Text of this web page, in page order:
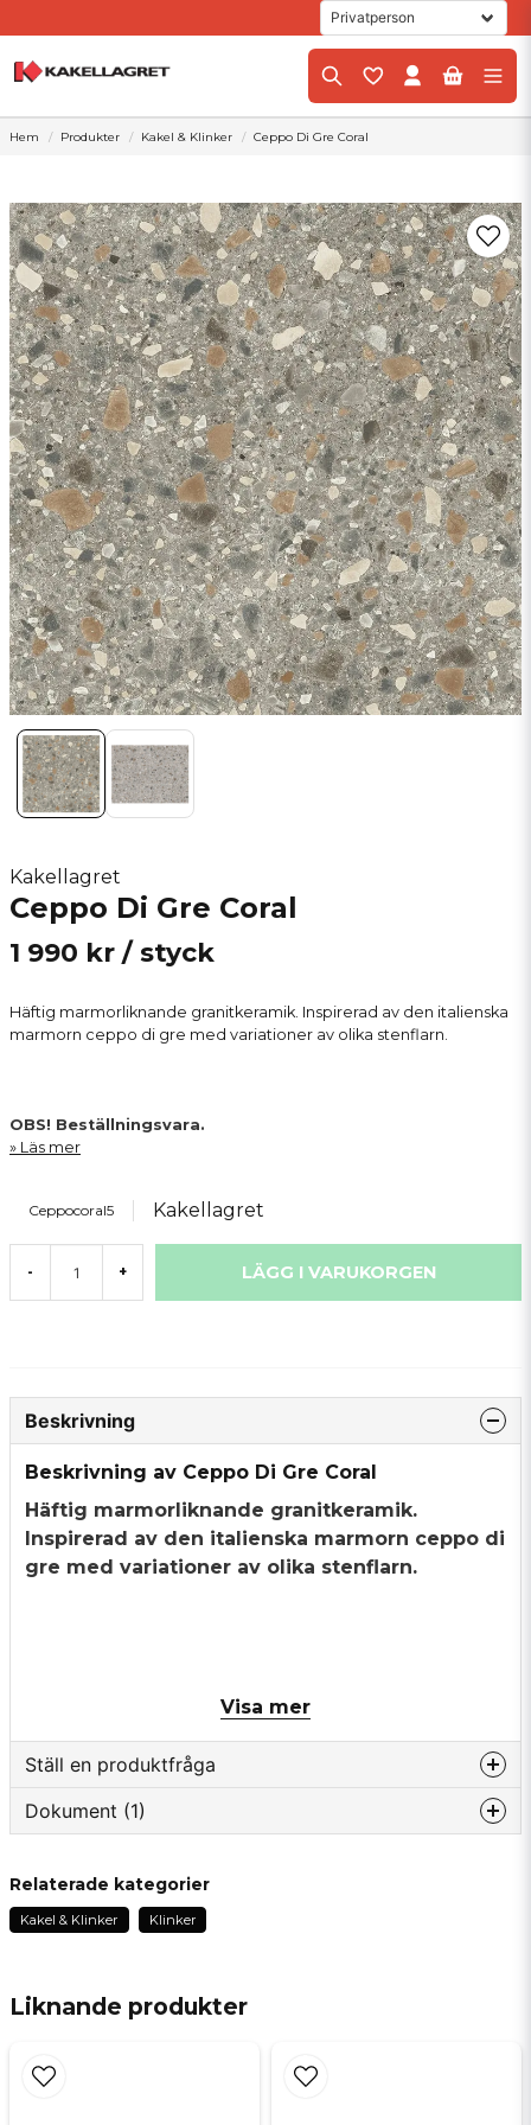
Hem Produkter Kakel & Klinker Ceppo Di Gre Coral
Kakellagret
Ceppo Di Gre Coral
1 990 kr / styck
Häftig marmorliknande granitkeramik. Inspirerad av den italienska
marmorn ceppo di gre med variationer av olika stenflarn.
OBS! Beställningsvara.
Läs mer
Ceppocoral5 Kakellagret
- + LÄGG I VARUKORGEN
Liknande produkter
Beskrivning
Beskrivning av Ceppo Di Gre Coral
Häftig marmorliknande granitkeramik.
Inspirerad av den italienska marmorn ceppo di
gre med variationer av olika stenflarn.
Visa mer
Ställ en produktfråga
question
Fråga oss något om denna produkten...
Dokument (1)
6.60 MB
Relaterade kategorier
Kakel & Klinker Klinker